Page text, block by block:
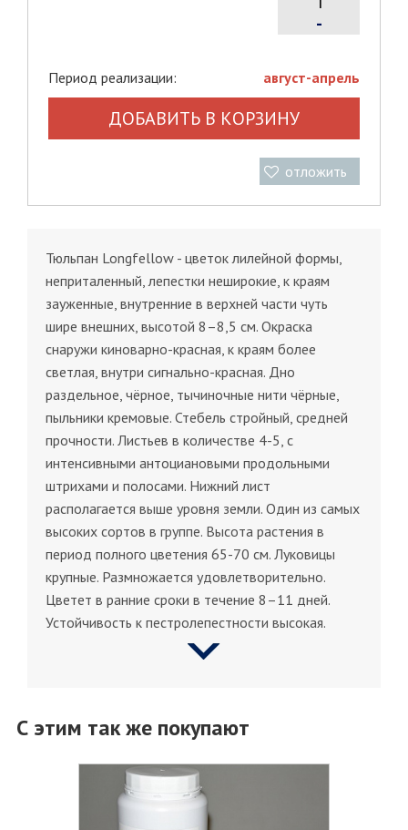
-
Период реализации: август-апрель
ДОБАВИТЬ В КОРЗИНУ
отложить
Тюльпан Longfellow - цветок лилейной формы,
неприталенный, лепестки неширокие, к краям
зауженные, внутренние в верхней части чуть
шире внешних, высотой 8–8,5 см. Окраска
снаружи киноварно-красная, к краям более
светлая, внутри сигнально-красная. Дно
раздельное, чёрное, тычиночные нити чёрные,
пыльники кремовые. Стебель стройный, средней
прочности. Листьев в количестве 4-5, с
интенсивными антоциановыми продольными
штрихами и полосами. Нижний лист
располагается выше уровня земли. Один из самых
высоких сортов в группе. Высота растения в
период полного цветения 65-70 см. Луковицы
крупные. Размножается удовлетворительно.
Цветет в ранние сроки в течение 8–11 дней.
Устойчивость к пестролепестности высокая.
С этим так же покупают